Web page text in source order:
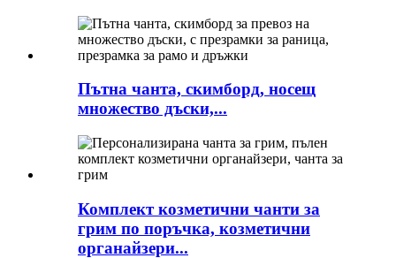
Пътна чанта, скимборд, носещ
множество дъски,...
Комплект козметични чанти за
грим по поръчка, козметични
органайзери...